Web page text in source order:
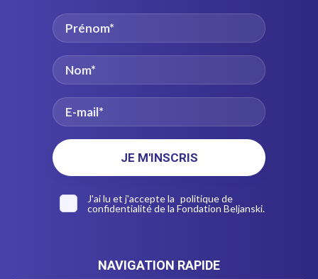
J'ai lu et j'accepte la politique de
confidentialitéde la Fondation Beljanski.
NAVIGATION RAPIDE